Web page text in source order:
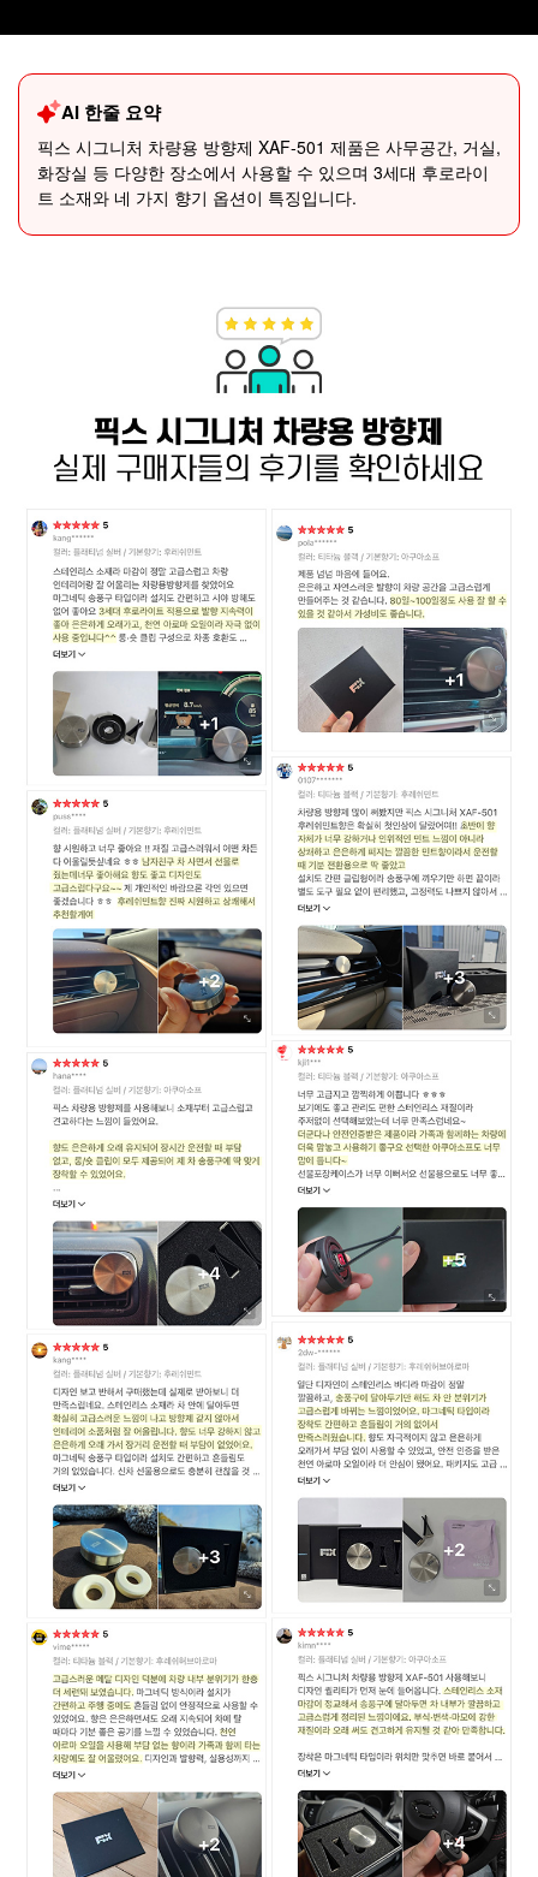
AI 한줄 요약
픽스 시그니처 차량용 방향제 XAF-501 제품은 사무공간, 거실,
화장실 등 다양한 장소에서 사용할 수 있으며 3세대 후로라이
트 소재와 네 가지 향기 옵션이 특징입니다.